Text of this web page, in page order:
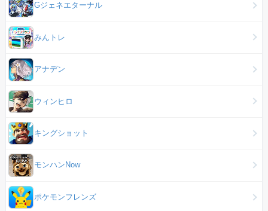
Gジェネエターナル
みんトレ
アナデン
ウィンヒロ
キングショット
モンハンNow
ポケモンフレンズ